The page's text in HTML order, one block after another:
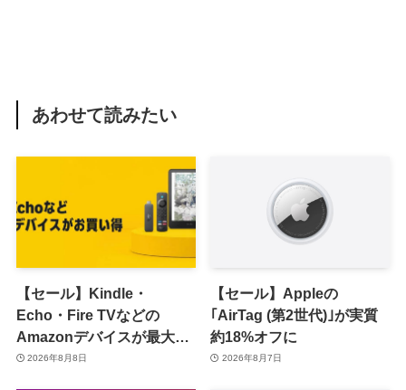
あわせて読みたい
【セール】Kindle・
Echo・Fire TVなどの
Amazonデバイスが最大
31%オフに
2026年8月8日
【セール】Appleの
｢AirTag (第2世代)｣が実質
約18%オフに
2026年8月7日